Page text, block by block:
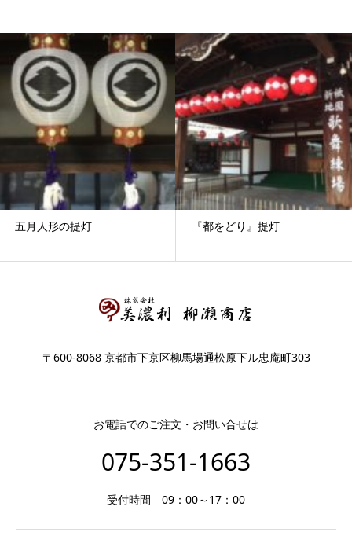
五月人形の提灯 『都をどり』提灯
〒600-8068 京都市下京区柳馬場通松原下ル忠庵町303
お電話でのご注文・お問い合せは
075-351-1663
受付時間 09：00～17：00